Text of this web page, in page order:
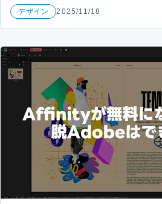
デザイン 2025/11/18